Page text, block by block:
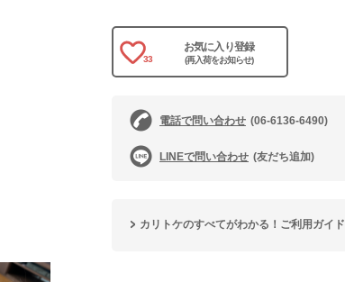
33
お気に入り登録
(再入荷をお知らせ)
電話で問い合わせ (06-6136-6490)
LINEで問い合わせ (友だち追加)
カリトケのすべてがわかる！ご利用ガイド